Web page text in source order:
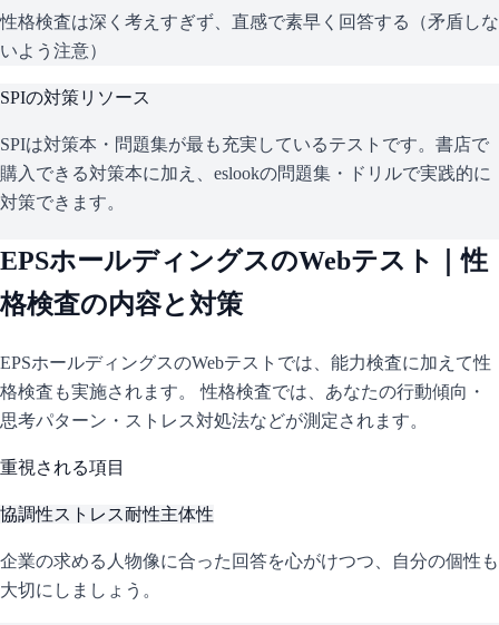
性格検査は深く考えすぎず、直感で素早く回答する（矛盾しな
いよう注意）
SPIの対策リソース
SPIは対策本・問題集が最も充実しているテストです。書店で
購入できる対策本に加え、eslookの問題集・ドリルで実践的に
対策できます。
EPSホールディングスのWebテスト｜性
格検査の内容と対策
EPSホールディングスのWebテストでは、能力検査に加えて性
格検査も実施されます。 性格検査では、あなたの行動傾向・
思考パターン・ストレス対処法などが測定されます。
重視される項目
協調性ストレス耐性主体性
企業の求める人物像に合った回答を心がけつつ、自分の個性も
大切にしましょう。